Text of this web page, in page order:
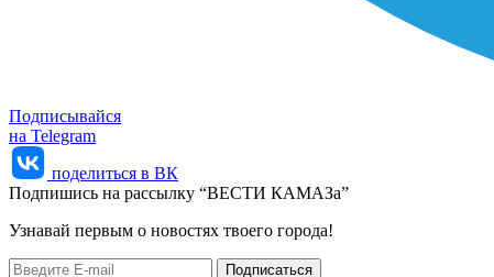
Подписывайся
на Telegram
поделиться в ВК
Подпишись на рассылку “ВЕСТИ КАМАЗа”
Узнaвай первым о новостях твоего города!